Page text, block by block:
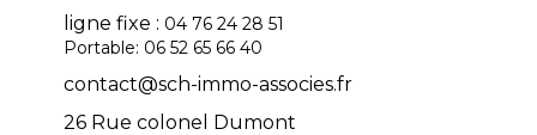
ligne fixe : 04 76 24 28 51
Portable: 06 52 65 66 40
contact@sch-immo-associes.fr
26 Rue colonel Dumont